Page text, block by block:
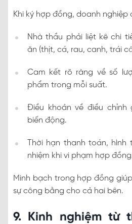
Khi ký hợp đồng, doanh nghiệp
Nhà thầu phải liệt kê chi
ăn (thịt, cá, rau, canh, trái
Cam kết rõ ràng về số
phẩm trong mỗi suất.
Điều khoản về điều chỉnh
biến động.
Thời hạn thanh toán,
nhiệm khi vi phạm hợp
Minh bạch trong hợp đồng
sự công bằng cho cả hai bên.
9. Kinh nghiệm từ